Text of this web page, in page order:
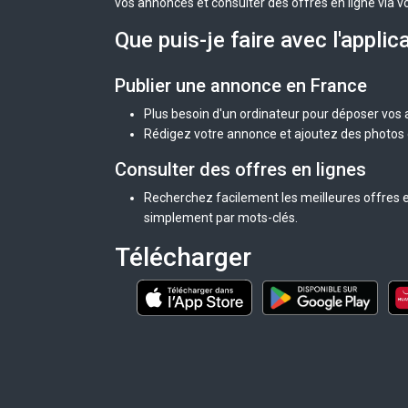
Que puis-je faire avec
Publier une annonce en France
Plus besoin d'un ordinateur pour déposer vos
Rédigez votre annonce et ajoutez des
Consulter des offres en lignes
Recherchez facilement les meilleures offres
simplement par mots-clés.
Télécharger